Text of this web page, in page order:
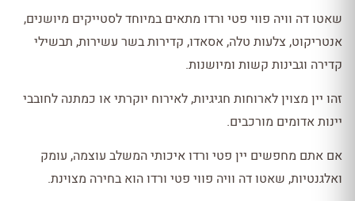
שאטו דה וויה פווי פטי ורדו מתאים במיוחד לסטייקים מיושנים,
אנטריקוט, צלעות טלה, אסאדו, קדירות בשר עשירות, תבשילי
קדירה וגבינות קשות ומיושנות.
זהו יין מצוין לארוחות חגיגיות, לאירוח יוקרתי או כמתנה לחובבי
יינות אדומים מורכבים.
אם אתם מחפשים יין פטי ורדו איכותי המשלב עוצמה, עומק
ואלגנטיות, שאטו דה וויה פווי פטי ורדו הוא בחירה מצוינת.